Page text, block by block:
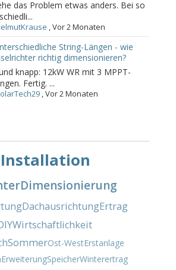
das Problem etwas anders. Bei so
,Vor 2 Monaten
String-Längen - wie
richtig dimensionieren?
knapp: 12kW WR mit 3 MPPT-
Eingängen. Fertig. ...
,Vor 2 Monaten
Installation
Dimensionierung
DachausrichtungErtrag
Wirtschaftlichkeit
SommerOst-WestErstanlage
ErweiterungSpeicherWinterertrag